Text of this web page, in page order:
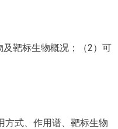
靶标生物概况；（2）可
方式、作用谱、靶标生物